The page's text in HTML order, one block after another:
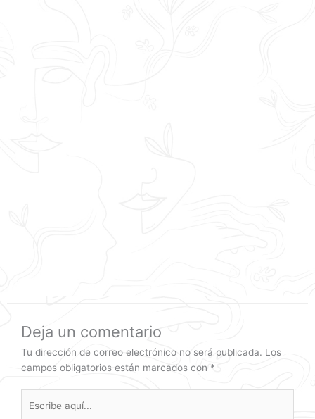
Deja un comentario
Tu dirección de correo electrónico no será publicada. Los
campos obligatorios están marcados con *
aquí...